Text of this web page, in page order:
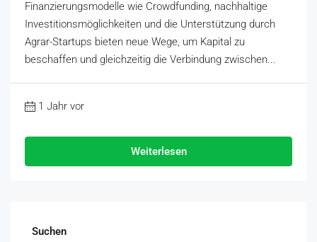
Finanzierungsmodelle wie Crowdfunding, nachhaltige
Investitionsmöglichkeiten und die Unterstützung durch
Agrar-Startups bieten neue Wege, um Kapital zu
beschaffen und gleichzeitig die Verbindung zwischen...
1 Jahr vor
Weiterlesen
Suchen